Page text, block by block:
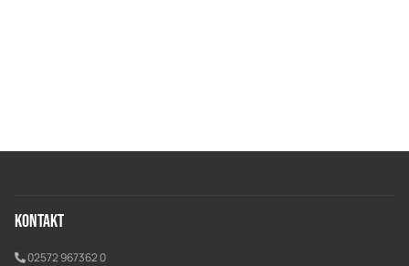
Kontakt
02572 967362 0